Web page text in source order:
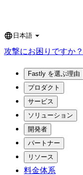
Language
日本語
攻撃にお困りですか？
Fastly を選ぶ理由
プロダクト
サービス
ソリューション
開発者
パートナー
リソース
料金体系